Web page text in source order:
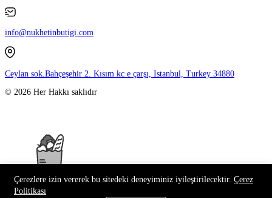
info@nukhetinbutigi.com
Ceylan sok.Bahçeşehir 2. Kısım kc e çarşı, Istanbul, Turkey 34880
© 2026 Her Hakkı saklıdır
Çerezlere izin vererek bu sitedeki deneyiminiz iyileştirilecektir. Çerez
Politikası